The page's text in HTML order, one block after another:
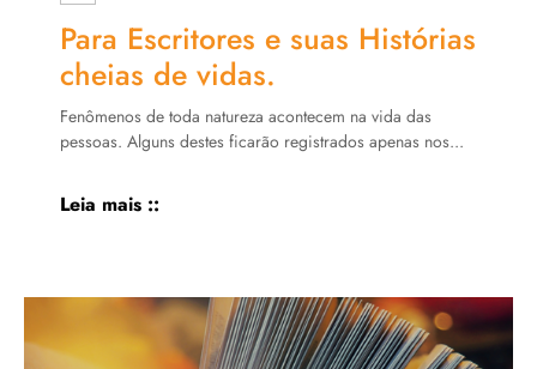
Para Escritores e suas Histórias
cheias de vidas.
Fenômenos de toda natureza acontecem na vida das
pessoas. Alguns destes ficarão registrados apenas nos...
Leia mais ::